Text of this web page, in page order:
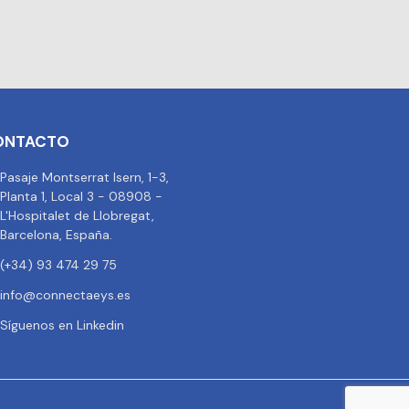
Pasaje Montserrat Isern, 1-3,
Planta 1, Local 3 - 08908 -
L'Hospitalet de Llobregat,
Barcelona, España.
(+34) 93 474 29 75
info@connectaeys.es
Síguenos en Linkedin